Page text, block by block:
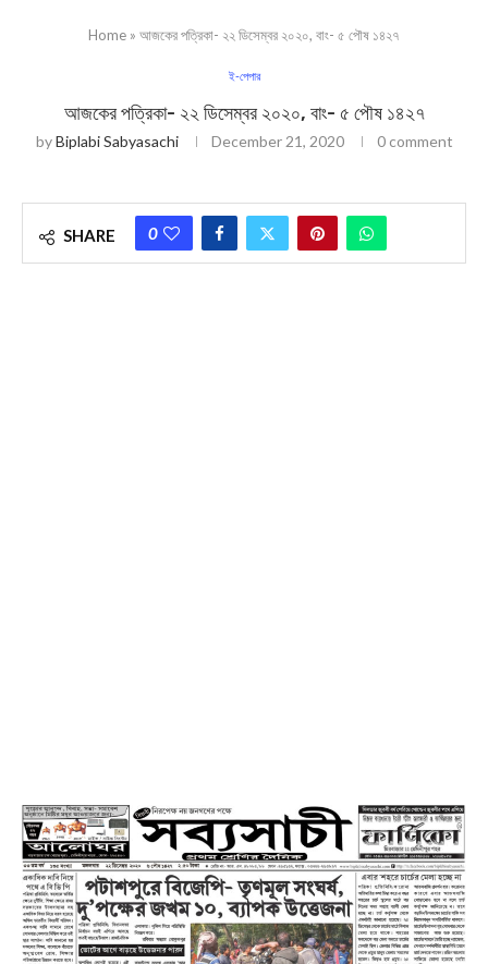
Home » আজকের পত্রিকা- ২২ ডিসেম্বর ২০২০, বাং- ৫ পৌষ ১৪২৭
ই-পেপার
আজকের পত্রিকা- ২২ ডিসেম্বর ২০২০, বাং- ৫ পৌষ ১৪২৭
byBiplabi Sabyasachi December 21, 2020 0 comment
SHARE 0